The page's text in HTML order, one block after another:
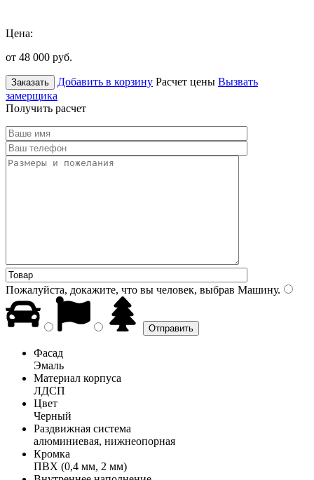
Цена:
от 48 000 руб.
Заказать Добавить в корзину Расчет цены Вызвать
замерщика
Получить расчет
Пожалуйста, докажите, что вы человек, выбрав Машину.
Фасад
Эмаль
Материал корпуса
ЛДСП
Цвет
Черный
Раздвижная система
алюминиевая, нижнеопорная
Кромка
ПВХ (0,4 мм, 2 мм)